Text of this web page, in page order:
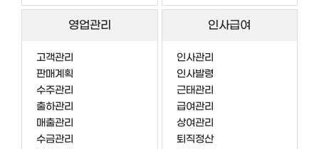
영업관리
고객관리
판매계획
수주관리
출하관리
매출관리
수금관리
인사급여
인사관리
인사발령
근태관리
급여관리
상여관리
퇴직정산